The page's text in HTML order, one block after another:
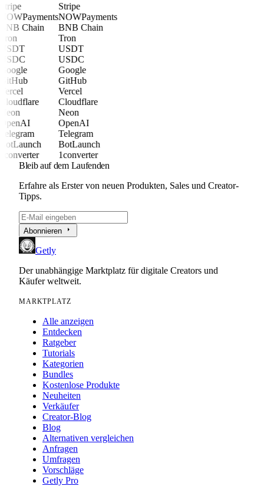
Chain
Stripe
NOWPayments
BNB Chain
Tron
USDT
USDC
Google
GitHub
Vercel
Cloudflare
Neon
OpenAI
Telegram
BotLaunch
1converter
Bleib auf dem Laufenden
Erfahre als Erster von neuen Produkten, Sales und Creator-
Tipps.
Abonnieren arrow_right
Getly
Der unabhängige Marktplatz für digitale Creators und
Käufer weltweit.
MARKTPLATZ
Alle anzeigen
Entdecken
Ratgeber
Tutorials
Kategorien
Bundles
Kostenlose Produkte
Neuheiten
Verkäufer
Creator-Blog
Blog
Alternativen vergleichen
Anfragen
Umfragen
Vorschläge
Getly Pro